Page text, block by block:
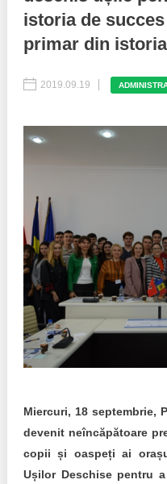
Reports
Procedures manual
Institutional Charter IDIS
Announcements
IDIS International
Best parctices
People Watch
Democratic process
15 minutes of economic
Hybrid power
EU-STRAT bulletin
Transparency of state –
Democracy,
public institutions in
istoria de
primar din
2019.09.19
Miercuri, 18 septembrie,
devenit neîncăpătoare
copii și oaspeți ai
Ușilor Deschise pentru